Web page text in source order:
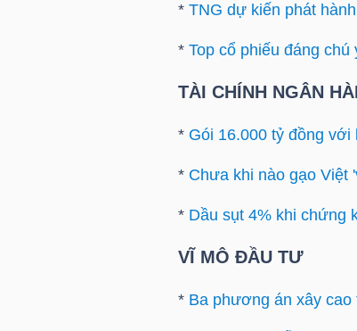
* TNG dự kiến phát
* Top cổ phiếu đáng chú
TÀI CHÍNH NGÂN
* Gói 16.000 tỷ đồng
* Chưa khi nào gạo Việt
* Dầu sụt 4% khi chứng
VĨ MÔ ĐẦU TƯ
* Ba phương án xây